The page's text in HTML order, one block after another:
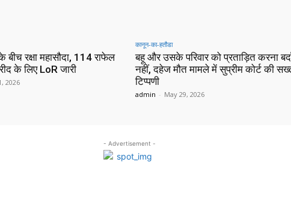
बीच रक्षा महासौदा, 114 राफेल
के लिए LoR जारी
2026
कानून-का-हतौडा
बहू और उसके परिवार को प्रताड़ित करना
नहीं, दहेज मौत मामले में सुप्रीम कोर्ट की
टिप्पणी
admin - May 29, 2026
- Advertisement -